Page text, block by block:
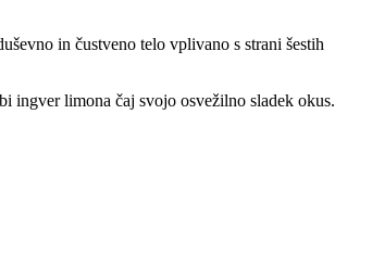
in čustveno telo vplivano s strani šestih
ingver limona čaj svojo osvežilno sladek okus.